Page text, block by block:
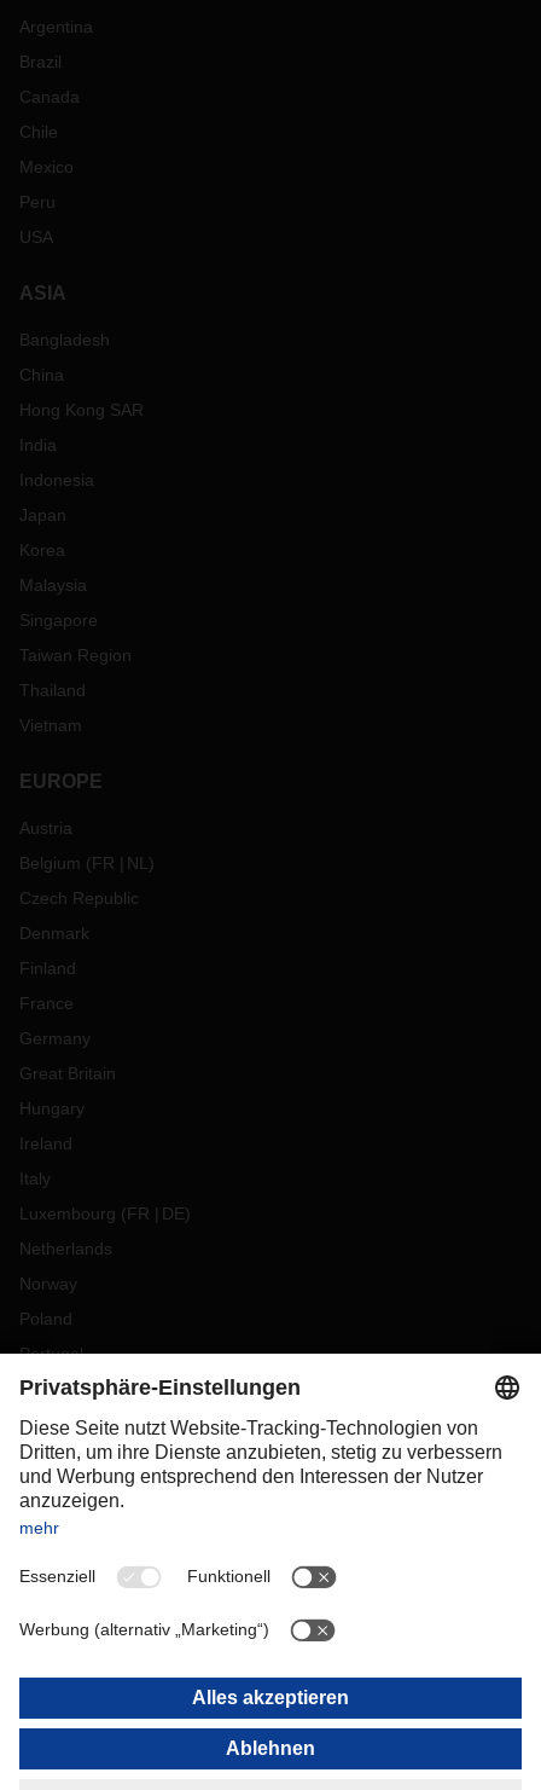
Argentina
Brazil
Canada
Chile
Mexico
Peru
USA
ASIA
Bangladesh
China
Hong Kong SAR
India
Indonesia
Japan
Korea
Malaysia
Singapore
Taiwan Region
Thailand
Vietnam
EUROPE
Austria
Belgium (FR NL )
Czech Republic
Denmark
Finland
France
Germany
Great Britain
Hungary
Ireland
Italy
Luxembourg (FR DE)
Netherlands
Norway
Poland
Portugal
Romania
Slovakia
Spain
Sweden
Switzerland
OCEANIA